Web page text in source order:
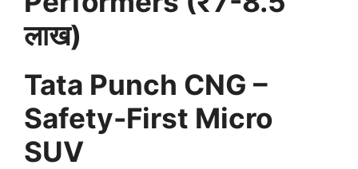
लाख)
Tata Punch CNG –
Safety-First Micro
SUV